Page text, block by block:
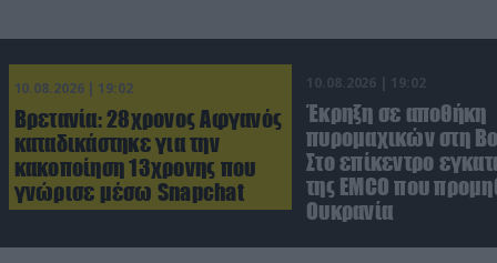
10.08.2026 | 19:02
Βρετανία: 28χρονος Αφγανός
καταδικάστηκε για την
κακοποίηση 13χρονης που
γνώρισε μέσω Snapchat
10.08.2026 | 19:02
Έκρηξη σε αποθήκη
πυρομαχικών στη
Στο επίκεντρο
της EMCO που
Ουκρανία